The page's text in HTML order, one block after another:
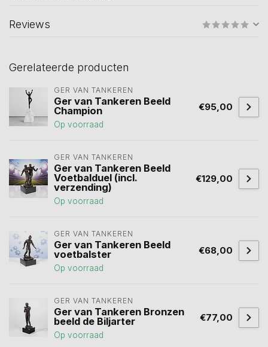
Reviews
Gerelateerde producten
GER VAN TANKEREN
Ger van Tankeren Beeld
Champion
Op voorraad
€95,00
GER VAN TANKEREN
Ger van Tankeren Beeld
Voetbalduel (incl.
verzending)
Op voorraad
€129,00
GER VAN TANKEREN
Ger van Tankeren Beeld
voetbalster
Op voorraad
€68,00
GER VAN TANKEREN
Ger van Tankeren Bronzen
beeld de Biljarter
Op voorraad
€77,00